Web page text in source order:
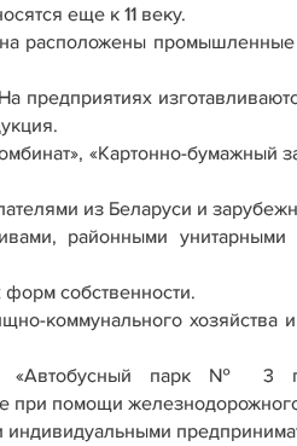
еще к 11 веку.
расположены промышленные
«Картонно-бумажный
из Беларуси и
районными
собственности.
коммунального хозяйства
«Автобусный парк №
при помощи